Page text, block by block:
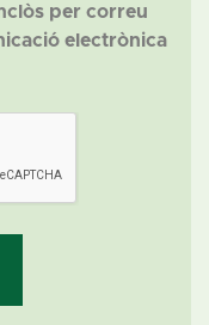
per correu
electrònica